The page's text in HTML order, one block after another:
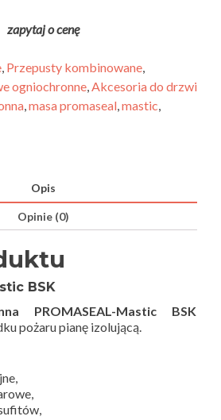
zapytaj o cenę
, Przepusty kombinowane,
ogniochronne,Akcesoria do drzwi
,masa promaseal,mastic,
Opis
Opinie (0)
BSK
PROMASEAL-Mastic BSK
pożaru pianę izolującą.